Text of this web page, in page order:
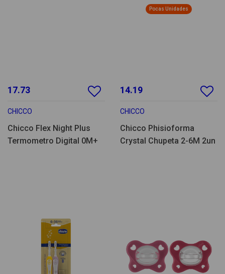
17.73
CHICCO
Chicco Flex Night Plus
Termometro Digital 0M+
Pocas Unidades
14.19
CHICCO
Chicco Phisioforma
Crystal Chupeta 2-6M 2un